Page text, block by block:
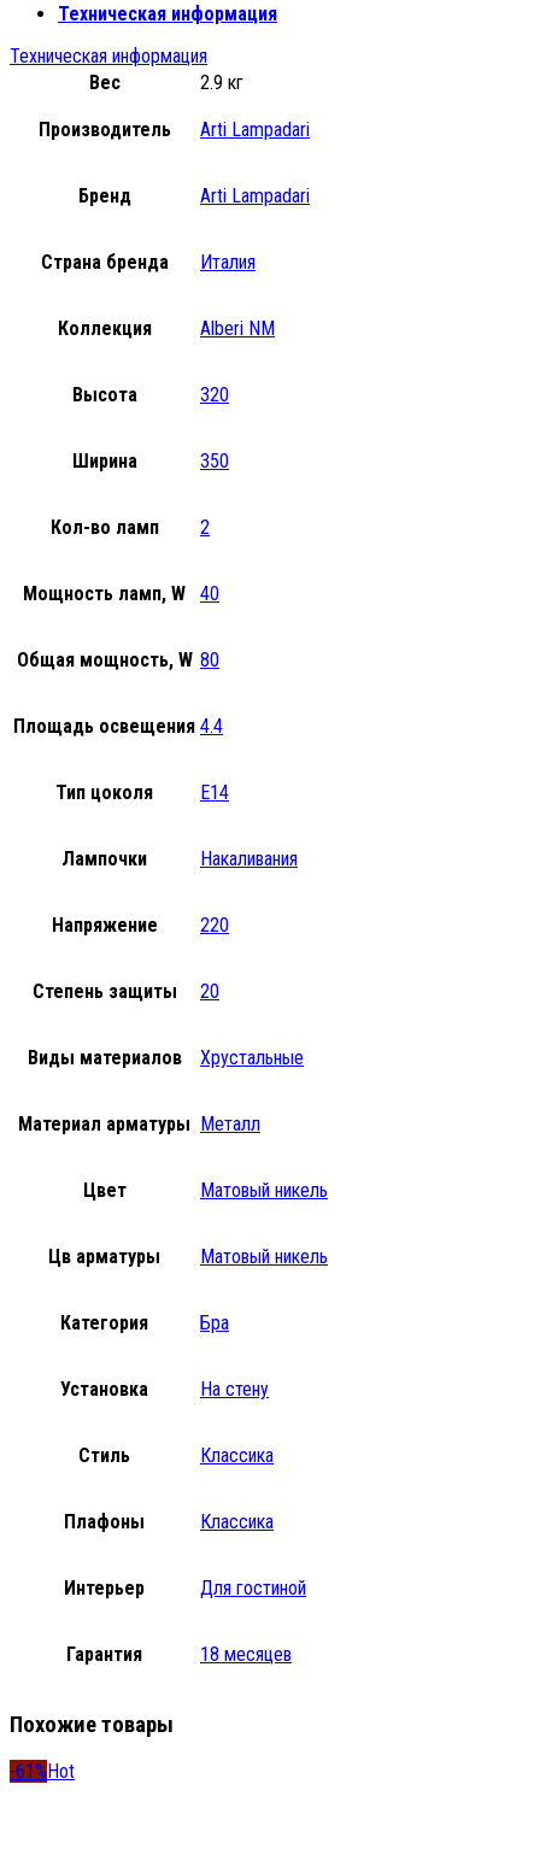
Техническая информация
Техническая информация
Вес
2.9 кг
Производитель Arti Lampadari
Бренд Arti Lampadari
Страна бренда Италия
Коллекция Alberi NM
Высота 320
Ширина 350
Кол-во ламп 2
Мощность ламп, W 40
Общая мощность, W 80
Площадь освещения 4.4
Тип цоколя E14
Лампочки Накаливания
Напряжение 220
Степень защиты 20
Виды материалов Хрустальные
Материал арматуры Металл
Цвет Матовый никель
Цв арматуры Матовый никель
Категория Бра
Установка На стену
Стиль Классика
Плафоны Классика
Интерьер Для гостиной
Гарантия 18 месяцев
Похожие товары
-61% Hot